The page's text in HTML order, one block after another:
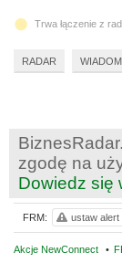
zgodę na
Dowiedz się
Akcje NewConnect •
FRM: ustaw alert
5
Trwa łączenie z
RADAR